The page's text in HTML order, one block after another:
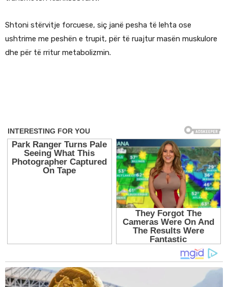
Shtoni stërvitje forcuese, siç janë pesha të lehta ose
ushtrime me peshën e trupit, për të ruajtur masën muskulore
dhe për të rritur metabolizmin.